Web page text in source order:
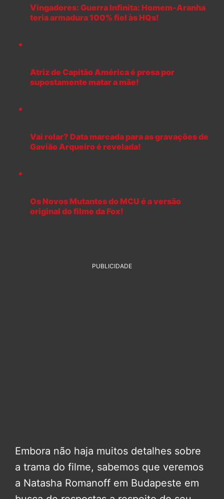
Vingadores: Guerra Infinita: Homem-Aranha
teria armadura 100% fiel às HQs!
Atriz de Capitão América é presa por
supostamente matar a mãe!
Vai rolar? Data marcada para as gravações de
Gavião Arqueiro é revelada!
Os Novos Mutantes do MCU é a versão
original do filme da Fox!
PUBLICIDADE
Embora não haja muitos detalhes sobre
a trama do filme, sabemos que veremos
a Natasha Romanoff em Budapeste em